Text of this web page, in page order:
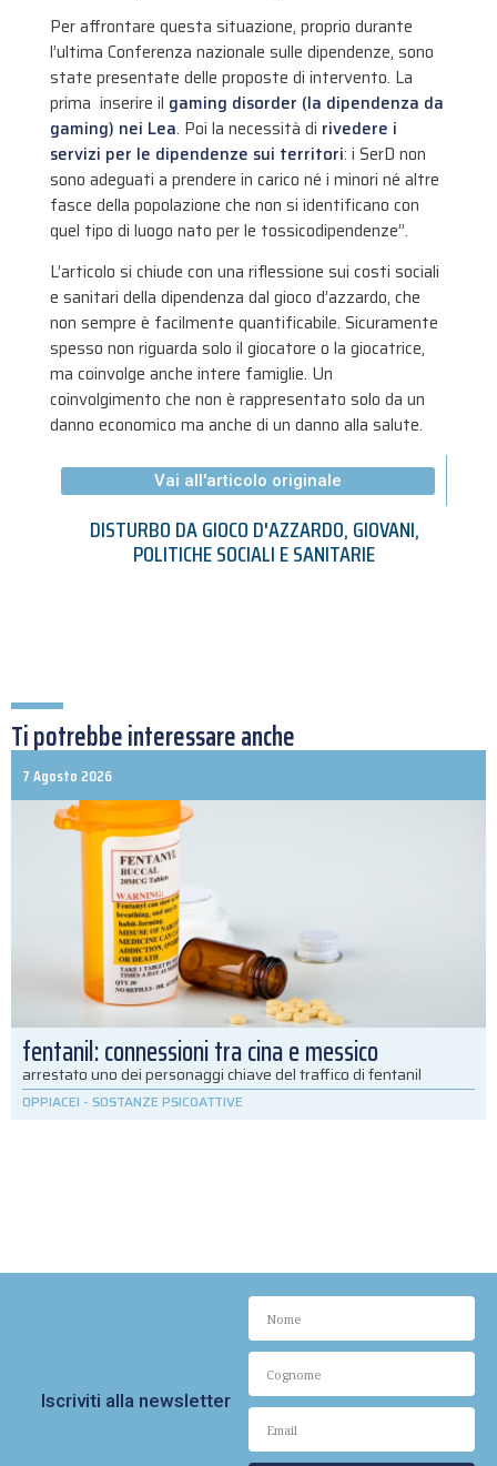
Per affrontare questa situazione, proprio durante
l’ultima Conferenza nazionale sulle dipendenze, sono
state presentate delle proposte di intervento. La
prima inserire il gaming disorder (la dipendenza da
gaming) nei Lea. Poi la necessità di rivedere i
servizi per le dipendenze sui territori: i SerD non
sono adeguati a prendere in carico né i minori né altre
fasce della popolazione che non si identificano con
quel tipo di luogo nato per le tossicodipendenze”.
L’articolo si chiude con una riflessione sui costi sociali
e sanitari della dipendenza dal gioco d’azzardo, che
non sempre è facilmente quantificabile. Sicuramente
spesso non riguarda solo il giocatore o la giocatrice,
ma coinvolge anche intere famiglie. Un
coinvolgimento che non è rappresentato solo da un
danno economico ma anche di un danno alla salute.
Vai all'articolo originale
DISTURBO DA GIOCO D'AZZARDO,GIOVANI,
POLITICHE SOCIALI E SANITARIE
Ti potrebbe interessare anche
7 Agosto 2026
fentanil: connessioni tra cina e messico
arrestato uno dei personaggi chiave del traffico di fentanil
OPPIACEI - SOSTANZE PSICOATTIVE
Iscriviti alla newsletter